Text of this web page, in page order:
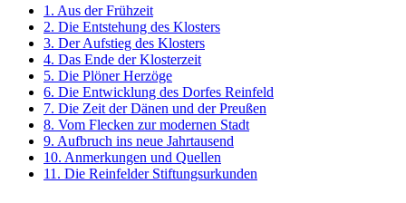
1. Aus der Frühzeit
2. Die Entstehung des Klosters
3. Der Aufstieg des Klosters
4. Das Ende der Klosterzeit
5. Die Plöner Herzöge
6. Die Entwicklung des Dorfes Reinfeld
7. Die Zeit der Dänen und der Preußen
8. Vom Flecken zur modernen Stadt
9. Aufbruch ins neue Jahrtausend
10. Anmerkungen und Quellen
11. Die Reinfelder Stiftungsurkunden